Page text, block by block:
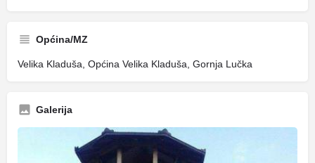
Općina/MZ
Velika Kladuša, Općina Velika Kladuša, Gornja Lučka
Galerija